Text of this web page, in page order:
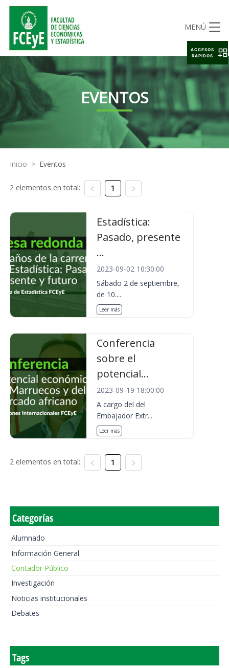
MENÚ
EVENTOS
Inicio > Eventos
2 elementos en total: 1
Estadística:
Pasado, presente
...
2023-09-02 10:30:00
Sábado 2 de septiembre,
de 10....
Leer más
Conferencia
sobre el
potencial...
2023-09-19 18:00:00
A cargo del del
Embajador Extr...
Leer más
2 elementos en total: 1
Categorías
Alumnado
Información General
Contador Público
Investigación
Noticias institucionales
Debates
Tags
ACCESOS
RAPIDOS